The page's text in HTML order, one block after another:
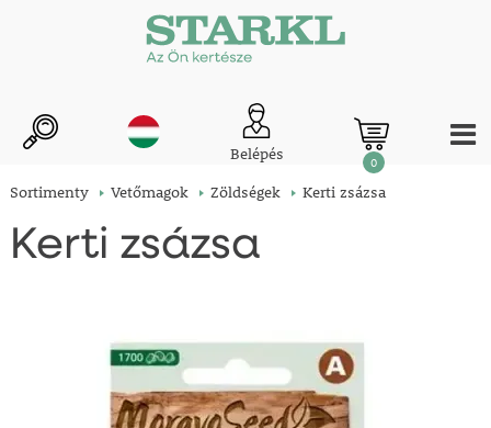
Belépés 0
Sortimenty Vetőmagok Zöldségek Kerti zsázsa
Kerti zsázsa